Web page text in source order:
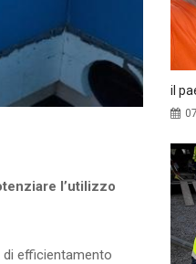
l’utilizzo
di efficientamento
il